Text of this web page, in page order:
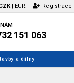
| EUR Registrace
151 063
a dílny